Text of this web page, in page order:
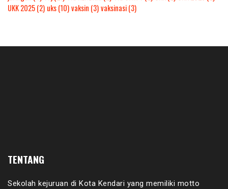
UKK 2025(2) uks(10)vaksin (3)vaksinasi(3)
TENTANG
Sekolah kejuruan di Kota Kendari yang memiliki motto